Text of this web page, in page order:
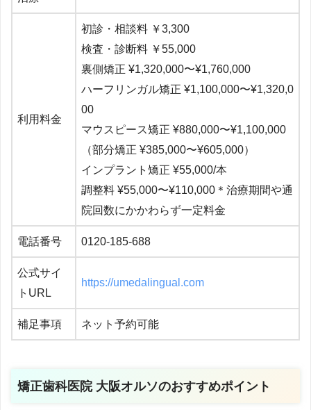
利用料金
初診・相談料 ￥3,300
検査・診断料 ￥55,000
裏側矯正 ¥1,320,000〜¥1,760,000
ハーフリンガル矯正 ¥1,100,000〜¥1,320,0
00
マウスピース矯正 ¥880,000〜¥1,100,000
（部分矯正 ¥385,000〜¥605,000）
インプラント矯正 ¥55,000/本
調整料 ¥55,000〜¥110,000＊治療期間や通
院回数にかかわらず一定料金
電話番号 0120-185-688
公式サイ
トURL
https://umedalingual.com
補足事項 ネット予約可能
矯正歯科医院 大阪オルソのおすすめポイント